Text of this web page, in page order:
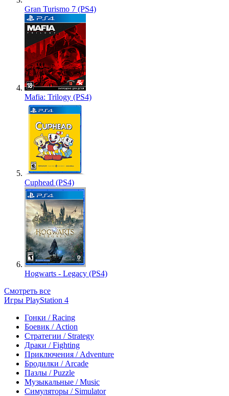
Gran Turismo 7 (PS4)
Mafia: Trilogy (PS4)
Cuphead (PS4)
Hogwarts - Legacy (PS4)
Смотреть все
Игры PlayStation 4
Гонки / Racing
Боевик / Action
Стратегии / Strategy
Драки / Fighting
Приключения / Adventure
Бродилки / Arcade
Пазлы / Puzzle
Музыкальные / Music
Симуляторы / Simulator